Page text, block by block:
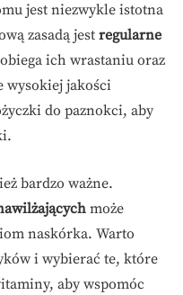
jest niezwykle istotna
zasadą jest regularne
ich wrastaniu oraz
wysokiej jakości
do paznokci, aby
bardzo ważne.
może
naskórka. Warto
i wybierać te, które
aby wspomóc